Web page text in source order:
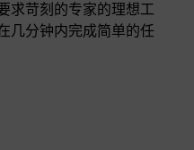
求苛刻的专家的理想工
几分钟内完成简单的任